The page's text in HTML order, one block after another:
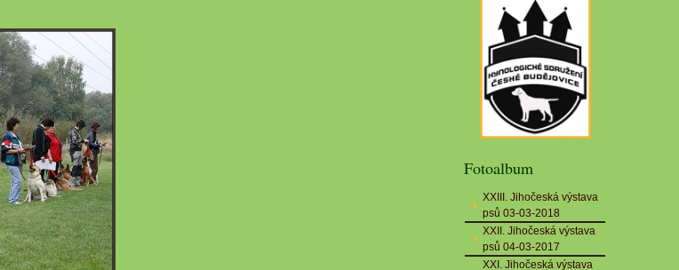
Fotoalbum
XXIII. Jihočeská výstava
psů 03-03-2018
XXII. Jihočeská výstava
psů 04-03-2017
XXI. Jihočeská výstava